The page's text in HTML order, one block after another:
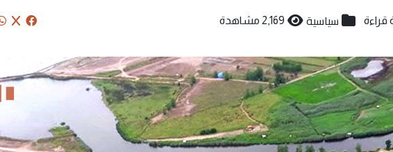
سياسية 2,169 مشاهدة